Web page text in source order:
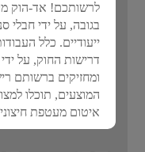
לרשותכם! אד-הוק
בגובה, על ידי חבלי
ייעודיים. כלל
דרישות החוק, על
ומחזיקים ברשותם
המוצעים, תוכלו
איטום מעטפת